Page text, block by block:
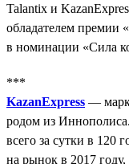
Talantix и
обладателем
в номинации «Сила
***
KazanExpress —
родом из
всего за сутки в 120
на рынок в 2017